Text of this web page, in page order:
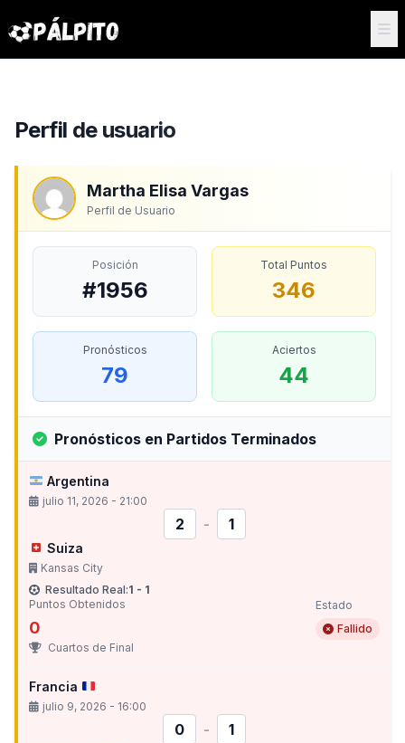
Perfil de usuario
Martha Elisa Vargas
Perfil de Usuario
Posición
#1956
Total Puntos
346
Pronósticos
79
Aciertos
44
Pronósticos en Partidos Terminados
Argentina
julio 11, 2026 - 21:00
2 - 1
Suiza
Kansas City
Resultado Real:1 - 1
Puntos Obtenidos
0
Estado
Fallido
Cuartos de Final
Francia
julio 9, 2026 - 16:00
0 - 1